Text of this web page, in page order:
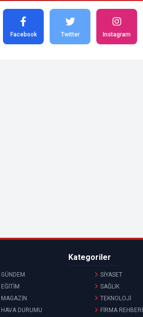
Facebook Twitter Instagram
Kategoriler
GÜNDEM
SİYASET
EĞİTİM
SAĞLIK
MAGAZİN
TEKNOLOJİ
HAVA DURUMU
FİRMA REHBERİ